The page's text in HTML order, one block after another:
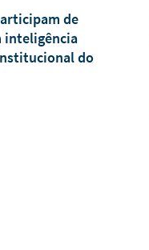
de
inteligência
do